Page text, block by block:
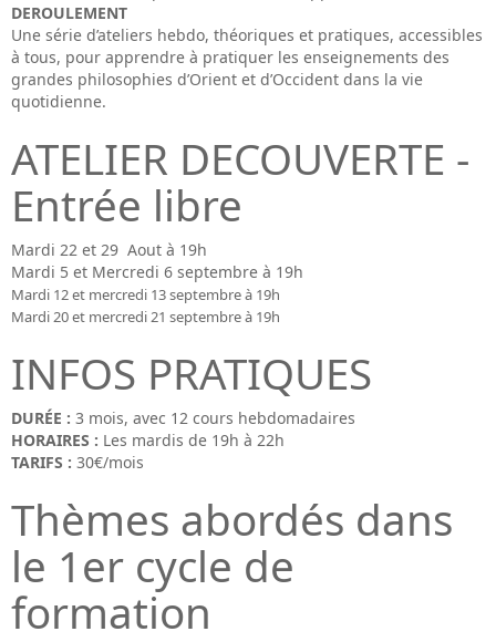
DEROULEMENT
Une série d’ateliers hebdo, théoriques et pratiques, accessibles
à tous, pour apprendre à pratiquer les enseignements des
grandes philosophies d’Orient et d’Occident dans la vie
quotidienne.
ATELIER DECOUVERTE -
Entrée libre
Mardi 22 et 29 Aout à 19h
Mardi 5 et Mercredi 6 septembre à 19h
Mardi 12 et mercredi 13 septembre à 19h
Mardi 20 et mercredi 21 septembre à 19h
INFOS PRATIQUES
DURÉE : 3 mois, avec 12 cours hebdomadaires
HORAIRES : Les mardis de 19h à 22h
TARIFS : 30€/mois
Thèmes abordés dans
le 1er cycle de
formation